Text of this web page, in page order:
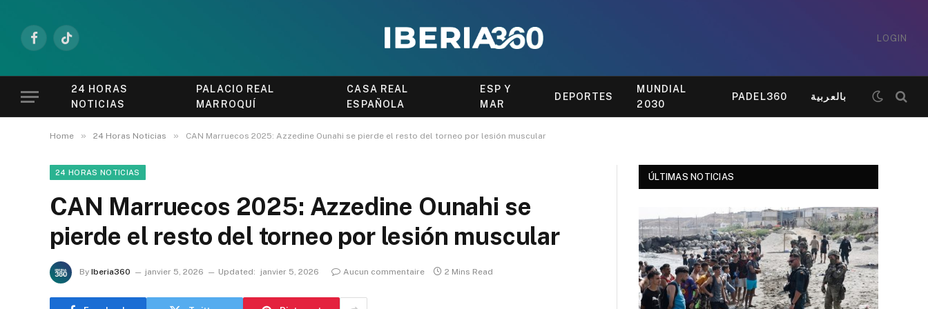
FacebookTikTok
LOGIN
24 HORAS
NOTICIAS
PALACIO REAL
MARROQUÍ
CASA REAL
ESPAÑOLA
ESP Y
MAR
DEPORTES
MUNDIAL
2030
PADEL360 بالعربية
Home » 24 Horas Noticias » CAN Marruecos 2025: Azzedine Ounahi se pierde el resto del torneo por lesión muscular
24 HORAS NOTICIAS
CAN Marruecos 2025: Azzedine Ounahi se
pierde el resto del torneo por lesión muscular
By Iberia360 janvier 5, 2026 Updated: janvier 5, 2026 Aucun commentaire 2 Mins Read
ÚLTIMAS NOTICIAS